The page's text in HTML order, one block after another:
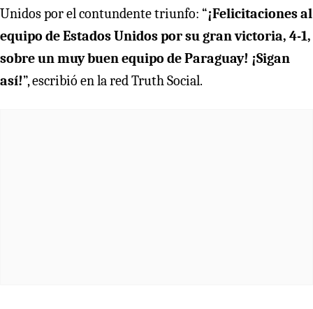
Unidos por el contundente triunfo: “¡Felicitaciones al
equipo de Estados Unidos por su gran victoria, 4-1,
sobre un muy buen equipo de Paraguay! ¡Sigan
así!”, escribió en la red Truth Social.